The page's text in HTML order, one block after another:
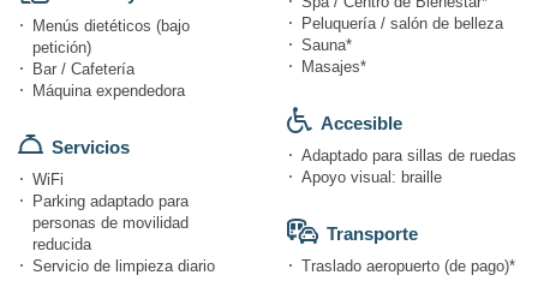
Menús dietéticos (bajo
petición)
Bar / Cafetería
Máquina expendedora
Servicios
WiFi
Parking adaptado para
personas de movilidad
reducida
Servicio de limpieza diario
Peluquería / salón de belleza
Sauna*
Masajes*
Accesible
Adaptado para sillas de ruedas
Apoyo visual: braille
Transporte
Traslado aeropuerto (de pago)*